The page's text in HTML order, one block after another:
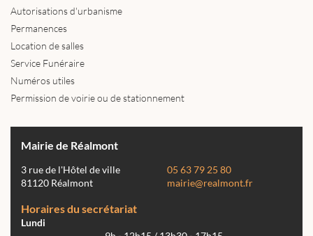
Autorisations d'urbanisme
Permanences
Location de salles
Service Funéraire
Numéros utiles
Permission de voirie ou de stationnement
Mairie de Réalmont
3 rue de l'Hôtel de ville
81120 Réalmont
05 63 79 25 80
mairie@realmont.fr
Horaires du secrétariat
Lundi